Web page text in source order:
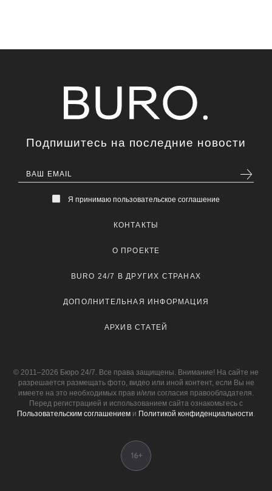
Подпишитесь на последние новости
Я принимаю пользовательское соглашение
КОНТАКТЫ
О ПРОЕКТЕ
BURO 24/7 В ДРУГИХ СТРАНАХ
ДОПОЛНИТЕЛЬНАЯ ИНФОРМАЦИЯ
АРХИВ СТАТЕЙ
© 2011–2026 Бюро 24/7. Все права защищены. Внимание! На сайте не
разрешается размещать фото, видео или иной контент, если Вы не
имеете на это необходимых прав и/или согласия правообладателя.
Перед регистрацией и использованием сайта ознакомьтесь с
Пользовательским соглашением и Политикой конфиденциальности